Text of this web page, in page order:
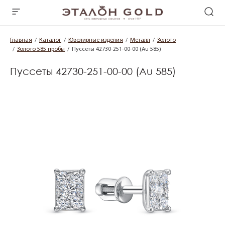
Главная Каталог Ювелирные изделия Металл
Золото
Золото 585 пробы
Пуссеты 42730-251-00-00 (Au 585)
Пуссеты 42730-251-00-00 (Au 585)